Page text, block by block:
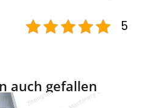
5
auch gefallen